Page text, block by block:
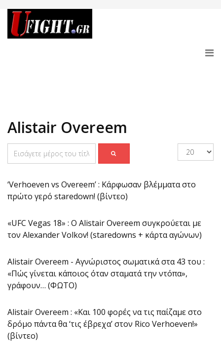
Alistair Overeem
‘Verhoeven vs Overeem’ : Κάρφωσαν βλέμματα στο
πρώτο γερό staredown! (βίντεο)
«UFC Vegas 18» : Ο Alistair Overeem συγκρούεται με
τον Alexander Volkov! (staredowns + κάρτα αγώνων)
Alistair Overeem - Αγνώριστος σωματικά στα 43 του :
«Πώς γίνεται κάποιος όταν σταματά την ντόπα»,
γράφουν… (ΦΩΤΟ)
Alistair Overeem : «Και 100 φορές να τις παίζαμε στο
δρόμο πάντα θα ‘τις έβρεχα’ στον Rico Verhoeven!»
(βίντεο)